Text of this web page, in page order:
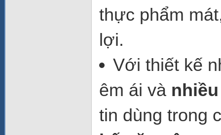
thực phẩm
lợi.
Với thiết kế
êm ái và
tin dùng trong